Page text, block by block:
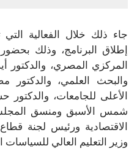
جاء ذلك خلال الفعالية
إطلاق البرنامج، وذلك
المركزي المصري، والدكتور
والبحث العلمي،
الأعلى للجامعات،
شمس الأسبق ومنسق
الاقتصادية ورئيس لجنة
وزير التعليم العالي للسياسات